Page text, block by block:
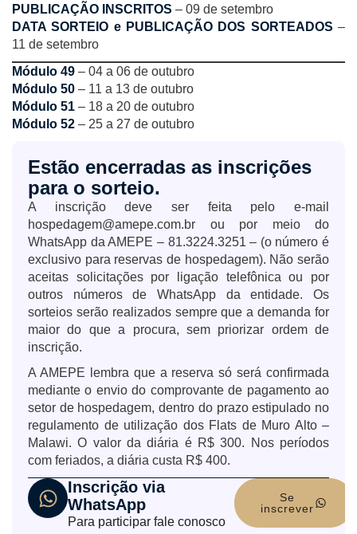
PUBLICAÇÃO INSCRITOS – 09 de setembro
DATA SORTEIO e PUBLICAÇÃO DOS SORTEADOS –
11 de setembro
Módulo 49 – 04 a 06 de outubro
Módulo 50 – 11 a 13 de outubro
Módulo 51 – 18 a 20 de outubro
Módulo 52 – 25 a 27 de outubro
Estão encerradas as inscrições
para o sorteio.
A inscrição deve ser feita pelo e-mail
hospedagem@amepe.com.br ou por meio do
WhatsApp da AMEPE – 81.3224.3251 – (o número é
exclusivo para reservas de hospedagem). Não serão
aceitas solicitações por ligação telefônica ou por
outros números de WhatsApp da entidade. Os
sorteios serão realizados sempre que a demanda for
maior do que a procura, sem priorizar ordem de
inscrição.
A AMEPE lembra que a reserva só será confirmada
mediante o envio do comprovante de pagamento ao
setor de hospedagem, dentro do prazo estipulado no
regulamento de utilização dos Flats de Muro Alto –
Malawi. O valor da diária é R$ 300. Nos períodos
com feriados, a diária custa R$ 400.
Inscrição via
WhatsApp
Para participar fale conosco
Se
inscrever